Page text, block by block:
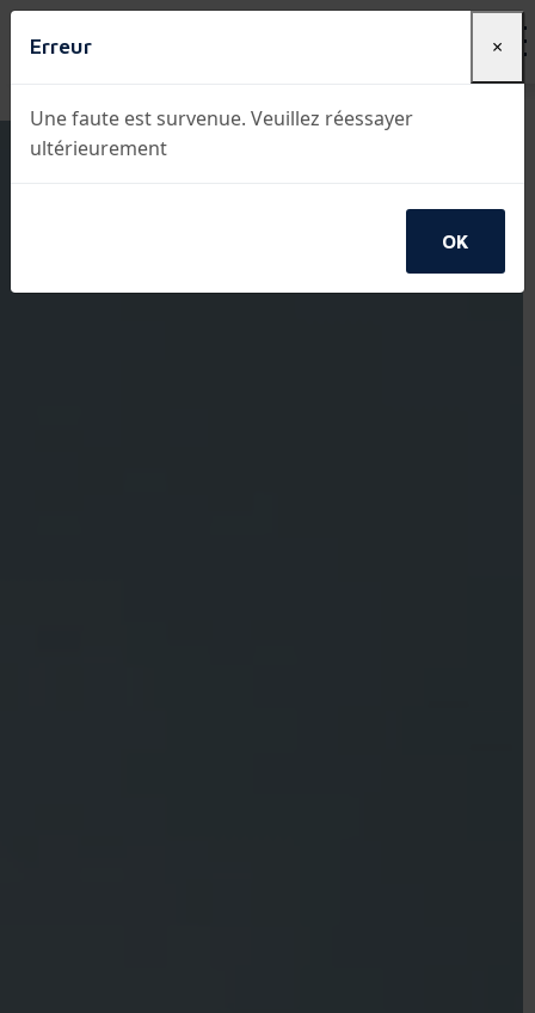
Erreur ×
Une faute est survenue. Veuillez réessayer
ultérieurement
OK